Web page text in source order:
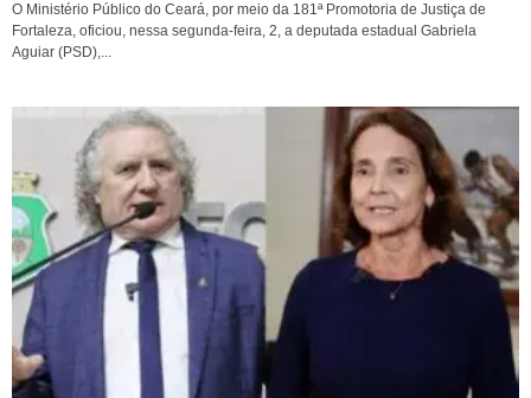
O Ministério Público do Ceará, por meio da 181ª Promotoria de Justiça de
Fortaleza, oficiou, nessa segunda-feira, 2, a deputada estadual Gabriela
Aguiar (PSD),...